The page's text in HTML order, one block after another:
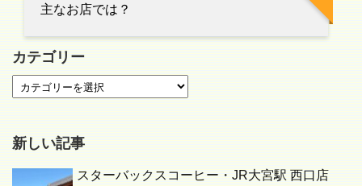
主なお店では？
カテゴリー
新しい記事
スターバックスコーヒー・JR大宮駅 西口店